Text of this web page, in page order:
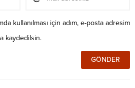
kullanılması için adım, e-posta adresim
kaydedilsin.